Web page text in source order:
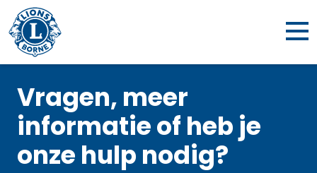
Vragen, meer
informatie of heb je
onze hulp nodig?